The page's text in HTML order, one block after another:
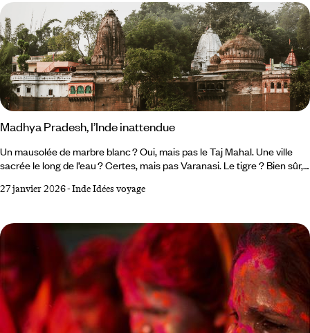
Madhya Pradesh, l’Inde inattendue
Un mausolée de marbre blanc ? Oui, mais pas le Taj Mahal. Une ville
sacrée le long de l’eau ? Certes, mais pas Varanasi. Le tigre ? Bien sûr,
appliquons la politique Voyageurs du Monde : celle du pas de côté. Cela
concentré de ce qui aimante ailleurs dans le pays. Agra Express – À
bientôt Taj Mahal Fraîchement débarqués à la capitale, nous gagnons
la New Delhi Railway Station.
27 janvier 2026-Inde Idées voyage